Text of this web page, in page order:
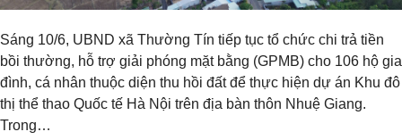
Sáng 10/6, UBND xã Thường Tín tiếp tục tổ chức chi trả tiền
bồi thường, hỗ trợ giải phóng mặt bằng (GPMB) cho 106 hộ gia
đình, cá nhân thuộc diện thu hồi đất để thực hiện dự án Khu đô
thị thể thao Quốc tế Hà Nội trên địa bàn thôn Nhuệ Giang.
Trong…